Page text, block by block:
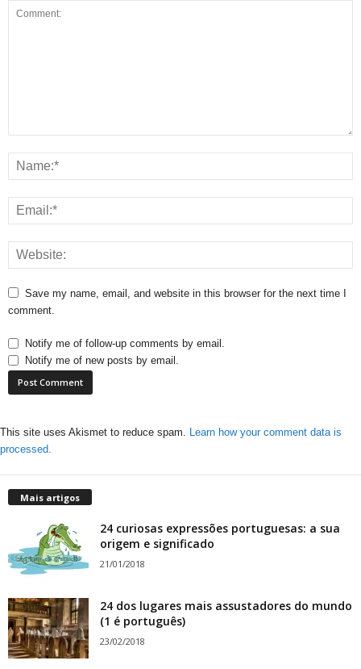
Save my name, email, and website in this browser for the next time I
comment.
Notify me of follow-up comments by email.
Notify me of new posts by email.
This site uses Akismet to reduce spam. Learn how your comment data is
processed.
Mais artigos
24 curiosas expressões portuguesas: a sua
origem e significado
21/01/2018
24 dos lugares mais assustadores do mundo
(1 é português)
23/02/2018